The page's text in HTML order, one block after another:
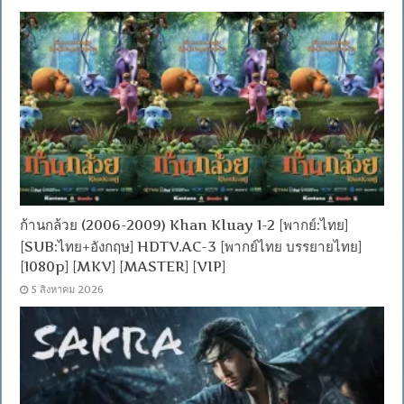
ก้านกล้วย (2006-2009) Khan Kluay 1-2 [พากย์:ไทย]
[SUB:ไทย+อังกฤษ] HDTV.AC-3 [พากย์ไทย บรรยายไทย]
[1080p] [MKV] [MASTER] [VIP]
5 สิงหาคม 2026